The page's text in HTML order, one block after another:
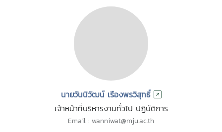
นายวันนิวัฒน์ เรืองพรวิสุทธิ์
เจ้าหน้าที่บริหารงานทั่วไป ปฏิบัติการ
Email : wanniwat@mju.ac.th